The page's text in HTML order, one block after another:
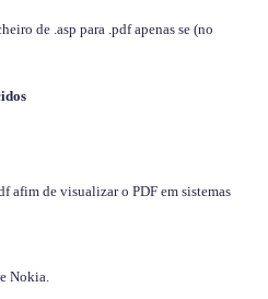
de .asp para .pdf apenas se (no
afim de visualizar o PDF em sistemas
Nokia.